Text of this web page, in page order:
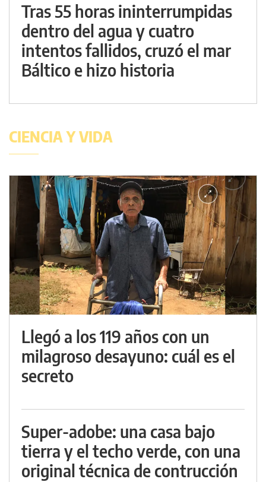
Tras 55 horas ininterrumpidas
dentro del agua y cuatro
intentos fallidos, cruzó el mar
Báltico e hizo historia
CIENCIA Y VIDA
Llegó a los 119 años con un
milagroso desayuno: cuál es el
secreto
Super-adobe: una casa bajo
tierra y el techo verde, con una
original técnica de contrucción